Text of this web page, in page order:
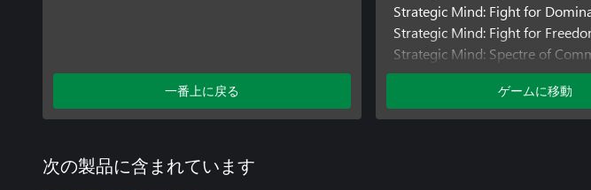
一番上に戻る
Strategic Mind: Fight for
Strategic Mind: Fight for
Strategic Mind: Spectre of
Strategic Mind: The Pacific
ゲームに移動
次の製品に含まれています